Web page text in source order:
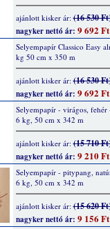
ajánlott kisker ár:(16 530
nagyker nettó ár: 9 692 Ft
Selyempapír Classico Easy
kg 50 cm x 350 m
ajánlott kisker ár:(16 530
nagyker nettó ár: 9 692 Ft
Selyempapír - virágos, fehér
6 kg, 50 cm x 342 m
ajánlott kisker ár:(15 710
nagyker nettó ár: 9 210 Ft
Selyempapír - pitypang,
6 kg, 50 cm x 342 m
ajánlott kisker ár:(15 620
nagyker nettó ár: 9 156 Ft